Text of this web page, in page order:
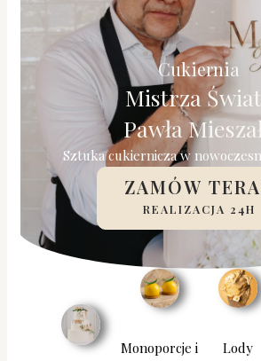
Cukiernia
Mistrza
Pawła
Sztuka cukiernicza w
ZAMÓW
REALIZACJA 24H
Monoporcje i
Lody